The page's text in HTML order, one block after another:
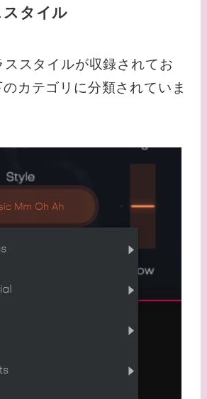
タイル
スタイルが収録されてお
カテゴリに分類されていま